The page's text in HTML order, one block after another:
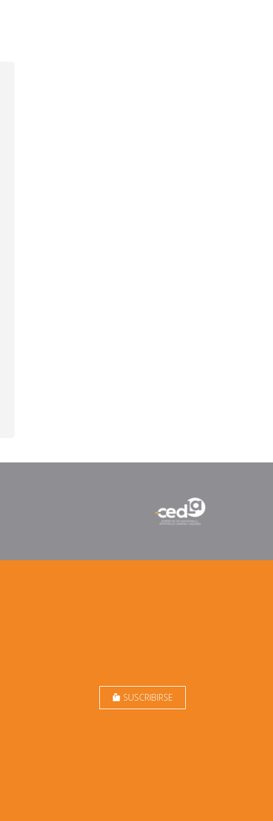
markunread_mailbox SUSCRIBIRSE